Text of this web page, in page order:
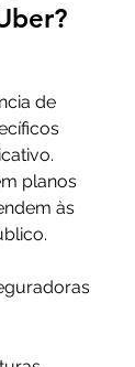
de
planos
às